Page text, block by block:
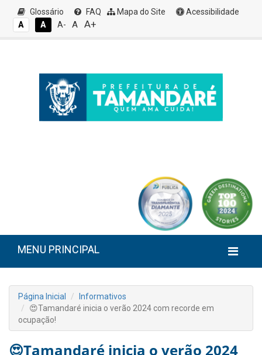
Glossário FAQ Mapa do Site
Acessibilidade
A
A A- A A+
MENU PRINCIPAL
Página Inicial
Informativos
😍Tamandaré inicia o verão 2024 com recorde em
ocupação!
😍Tamandaré inicia o verão 2024